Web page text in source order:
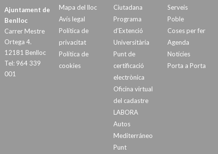
Ajuntament de
Benlloc
Carrer Mestre
Ortega 4.
12181 Benlloc
Tel: 964 339
001
Mapa del lloc
Avís legal
Política de
privacitat
Política de
cookies
Ciutadana
Programa
d’Extenció
Universitària
Punt de
certificació
electrònica
Oficina virtual
del cadastre
LABORA
Autos
Mediterráneo
Punt
Serveis
Poble
Coses per fer
Agenda
Notícies
Porta a Porta